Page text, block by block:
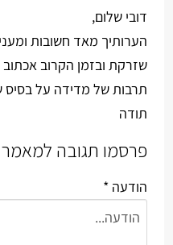
דובי שלום,
הערותיך מאד חשובות
שזרקת ובזמן הקרוב
תרבות של מדידה על בסיס
תודה
פרסמו תגובה למאמר
הודעה *